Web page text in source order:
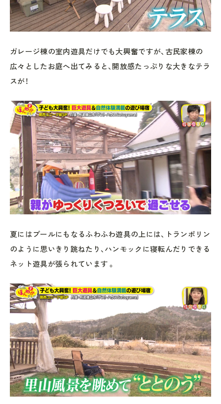
ガレージ棟の室内遊具だけでも大興奮ですが、古民家棟の
広々としたお庭へ出てみると、開放感たっぷりな大きなテラ
スが！
夏にはプールにもなるふわふわ遊具の上には、トランポリン
のように思いきり跳ねたり、ハンモックに寝転んだりできる
ネット遊具が張られています 。